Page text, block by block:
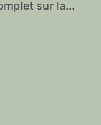
sur la...